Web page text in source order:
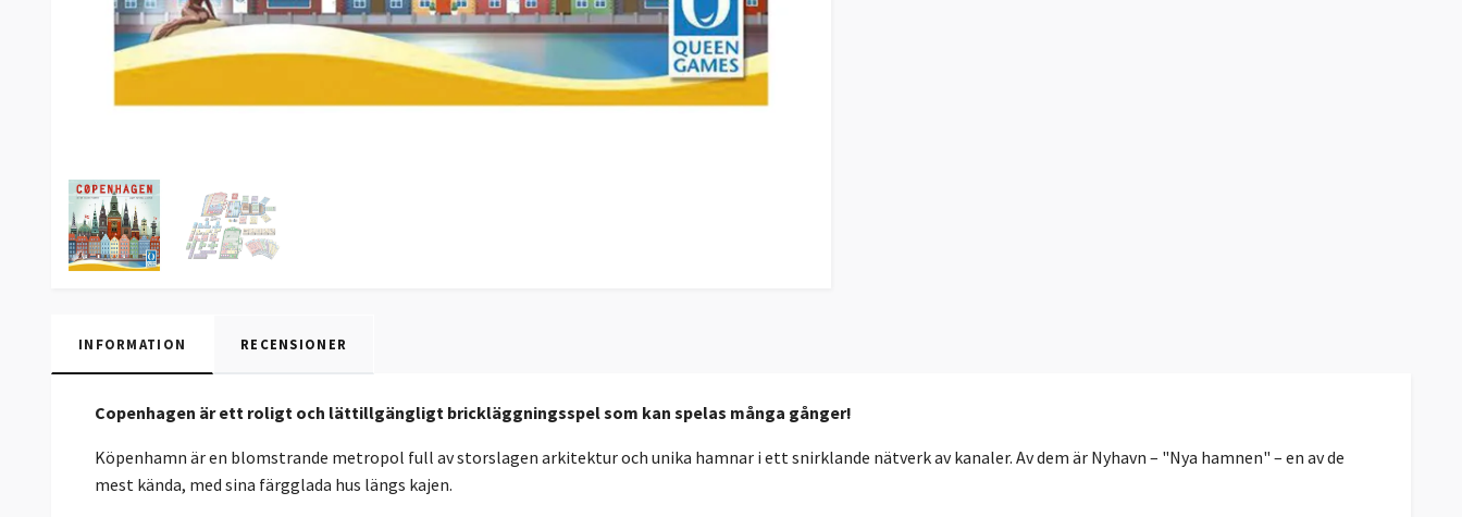
INFORMATION RECENSIONER
Copenhagen är ett roligt och lättillgängligt brickläggningsspel som kan spelas många gånger!
Köpenhamn är en blomstrande metropol full av storslagen arkitektur och unika hamnar i ett snirklande nätverk av kanaler. Av dem är Nyhavn – "Nya hamnen" – en av de
mest kända, med sina färgglada hus längs kajen.